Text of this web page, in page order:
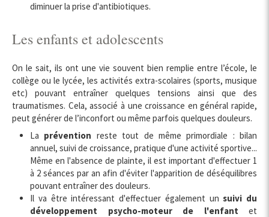
diminuer la prise d'antibiotiques.
Les enfants et adolescents
On le sait, ils ont une vie souvent bien remplie entre l’école, le
collège ou le lycée, les activités extra-scolaires (sports, musique
etc) pouvant entraîner quelques tensions ainsi que des
traumatismes. Cela, associé à une croissance en général rapide,
peut générer de l’inconfort ou même parfois quelques douleurs.
La prévention reste tout de même primordiale : bilan
annuel, suivi de croissance, pratique d'une activité sportive...
Même en l'absence de plainte, il est important d'effectuer 1
à 2 séances par an afin d'éviter l'apparition de déséquilibres
pouvant entraîner des douleurs.
Il va être intéressant d'effectuer également unsuivi du
développement psycho-moteur de l'enfant et